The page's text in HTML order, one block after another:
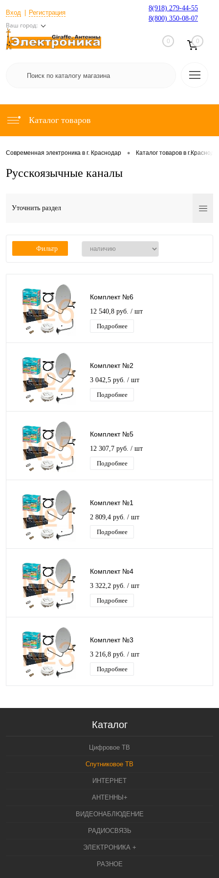
Вход Регистрация
Ваш город:
8(918) 279-44-55
8(800) 350-08-07
0 0
Каталог товаров
Современная электроника в г. Краснодар • Каталог товаров в
Русскоязычные каналы
Уточнить раздел
Фильтр
Комплект №6
12 540,8 руб. / шт
Подробнее
Комплект №2
3 042,5 руб. / шт
Подробнее
Комплект №5
12 307,7 руб. / шт
Подробнее
Комплект №1
2 809,4 руб. / шт
Подробнее
Комплект №4
3 322,2 руб. / шт
Подробнее
Комплект №3
3 216,8 руб. / шт
Подробнее
Каталог
Цифровое ТВ
Спутниковое ТВ
ИНТЕРНЕТ
АНТЕННЫ+
ВИДЕОНАБЛЮДЕНИЕ
РАДИОСВЯЗЬ
ЭЛЕКТРОНИКА +
РАЗНОЕ